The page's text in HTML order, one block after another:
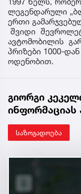
ლეგენდარული
ერთი
შვიდი
ავტომობილის
პრიზები 1000-
ოდენობით.
გიორგი
ინფორმაციას
საზოგადოება